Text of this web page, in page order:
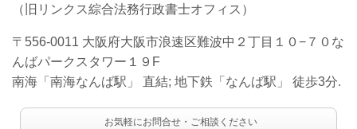
（旧リンクス綜合法務行政書士オフィス）
〒556-0011 大阪府大阪市浪速区難波中２丁目１０−７０な
んばパークスタワー１９F
南海「南海なんば駅」 直結; 地下鉄「なんば駅」 徒歩3分.
お気軽にお問合せ・ご相談ください